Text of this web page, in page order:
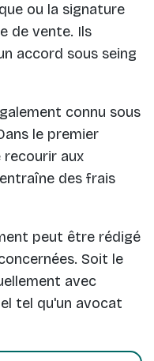
ou la signature
de vente. Ils
accord sous seing
connu sous
le premier
recourir aux
des frais
peut être rédigé
Soit le
avec
tel qu'un avocat